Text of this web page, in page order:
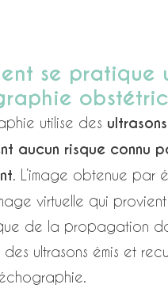
se pratique
utilise des
aucun risque connu
. L’image obtenue par
virtuelle qui
de la propagation
des ultrasons émis et